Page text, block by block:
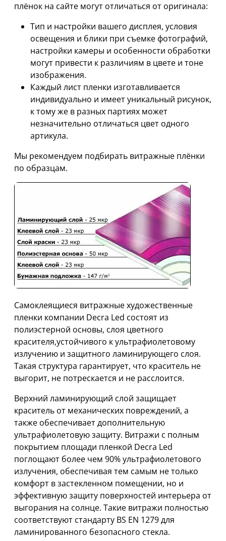
плёнок на сайте могут отличаться от оригинала:
Тип и настройки вашего дисплея, условия
освещения и блики при съемке фотографий,
настройки камеры и особенности обработки
могут привести к различиям в цвете и тоне
изображения.
Каждый лист пленки изготавливается
индивидуально и имеет уникальный рисунок,
к тому же в разных партиях может
незначительно отличаться цвет одного
артикула.
Мы рекомендуем подбирать витражные плёнки
по образцам.
Самоклеящиеся витражные художественные
пленки компании Decra Led состоят из
полиэстерной основы, слоя цветного
красителя,устойчивого к ультрафиолетовому
излучению и защитного ламинирующего слоя.
Такая структура гарантирует, что краситель не
выгорит, не потрескается и не расслоится.
Верхний ламинирующий слой защищает
краситель от механических повреждений, а
также обеспечивает дополнительную
ультрафиолетовую защиту. Витражи с полным
покрытием площади пленкой Decra Led
поглощают более чем 90% ультрафиолетового
излучения, обеспечивая тем самым не только
комфорт в застекленном помещении, но и
эффективную защиту поверхностей интерьера от
выгорания на солнце. Такие витражи полностью
соответствуют стандарту BS EN 1279 для
ламинированного безопасного стекла.